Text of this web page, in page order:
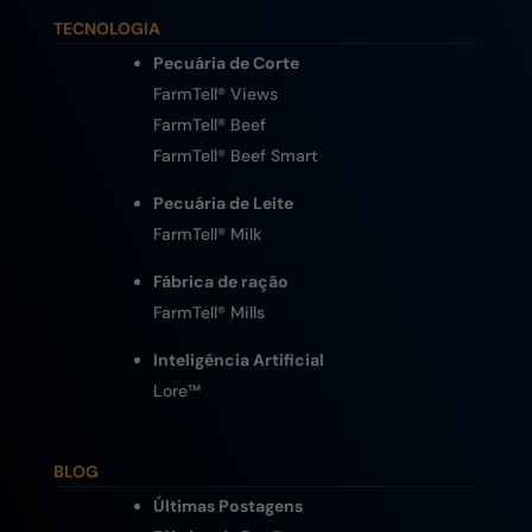
TECNOLOGIA
Pecuária de Corte
FarmTell® Views
FarmTell® Beef
FarmTell® Beef Smart
Pecuária de Leite
FarmTell® Milk
Fábrica de ração
FarmTell® Mills
Inteligência Artificial
Lore™
BLOG
Últimas Postagens